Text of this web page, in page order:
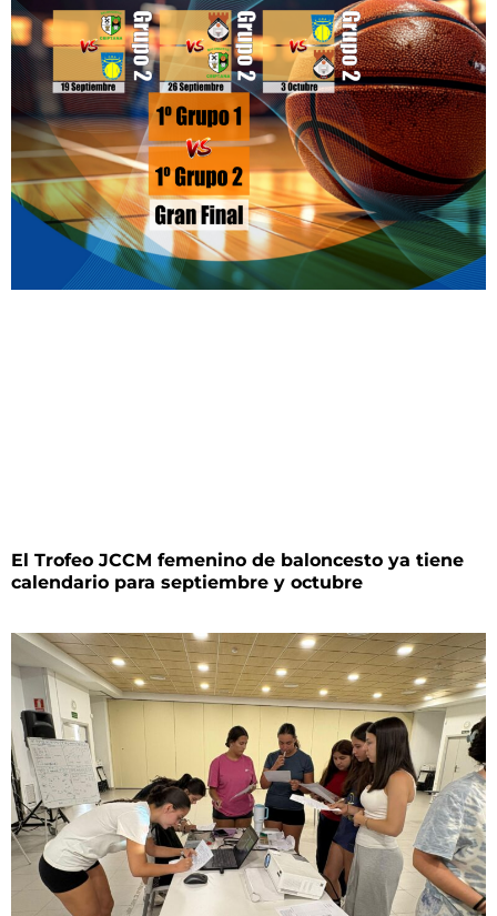
El Trofeo JCCM femenino de baloncesto ya tiene
calendario para septiembre y octubre